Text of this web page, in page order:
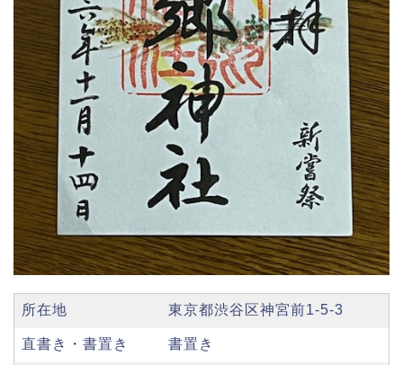
所在地 東京都渋谷区神宮前1-5-3
直書き・書置き 書置き